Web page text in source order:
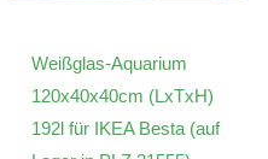
Weißglas-Aquarium
120x40x40cm (LxTxH)
192l für IKEA Besta (auf